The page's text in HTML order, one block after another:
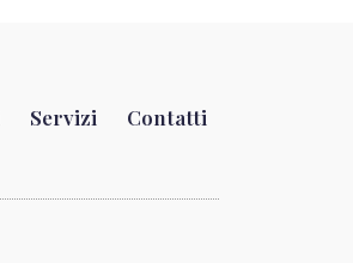
Servizi Contatti